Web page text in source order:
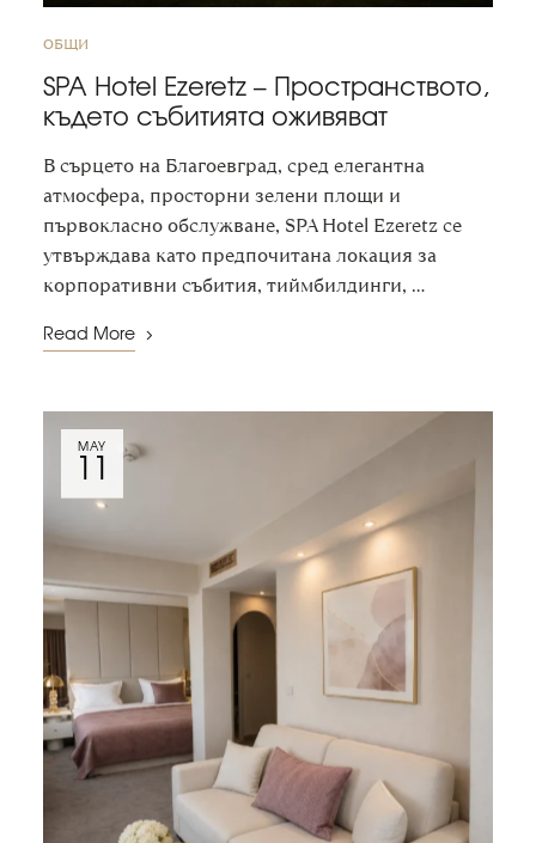
ОБЩИ
SPA Hotel Ezeretz – Пространството,
където събитията оживяват
В сърцето на Благоевград, сред елегантна
атмосфера, просторни зелени площи и
първокласно обслужване, SPA Hotel Ezeretz се
утвърждава като предпочитана локация за
корпоративни събития, тиймбилдинги, …
Read More
MAY